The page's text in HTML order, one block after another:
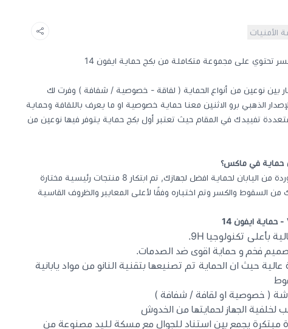
الأمنيات
14 يوفر لك الاختيار بين نوعين من أنواع الحماية ( لفاقة - خصوصية / شفافة ) وفرت لك
الذهبي برو الاثنين معنا حماية خصوصية او ما يعرف باللقافة وحماية
تفييدك في المقام حيث تعتبر أول بكج حماية يتوفر فيها نوعين من
تم تصنيع الحماية من خامات مستوردة من اليابان لحماية افضل لجهازك, تم ابتكار 8 منتجات رئيسية مختارة
السقوط والكسر وتم اختباره وفقًا لأعلى المعايير والظروف القاسية
حيث ان الحماية تم تصنيعها بتقنية النانو من مواد يابانية
( خصوصية او لقافة / شفافة )
يجمع بين استناد للجوال مع مسكة لليد مصنوعة من